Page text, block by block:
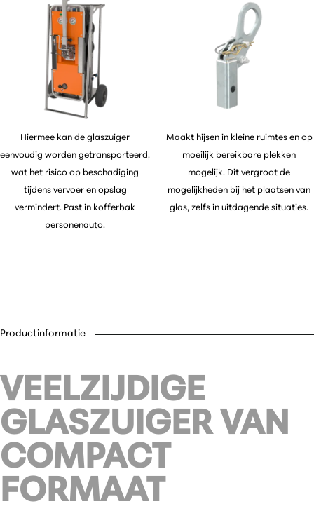
Hiermee kan de glaszuiger
eenvoudig worden getransporteerd,
wat het risico op beschadiging
tijdens vervoer en opslag
vermindert. Past in kofferbak
personenauto.
Maakt hijsen in kleine ruimtes en op
moeilijk bereikbare plekken
mogelijk. Dit vergroot de
mogelijkheden bij het plaatsen van
glas, zelfs in uitdagende situaties.
Productinformatie
VEELZIJDIGE
GLASZUIGER VAN
COMPACT
FORMAAT